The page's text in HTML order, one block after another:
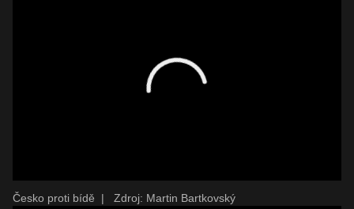
Česko proti bídě | Zdroj: Martin Bartkovský